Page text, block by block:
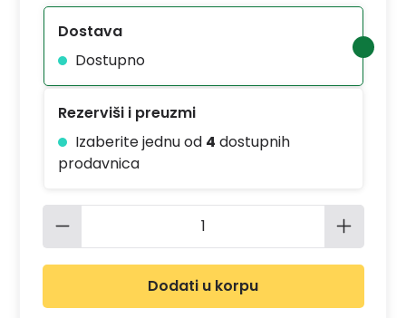
Dostava
Dostupno
Rezerviši i preuzmi
Izaberite jednu od 4 dostupnih
prodavnica
Količina proizvoda: Unesite
Dodati u korpu